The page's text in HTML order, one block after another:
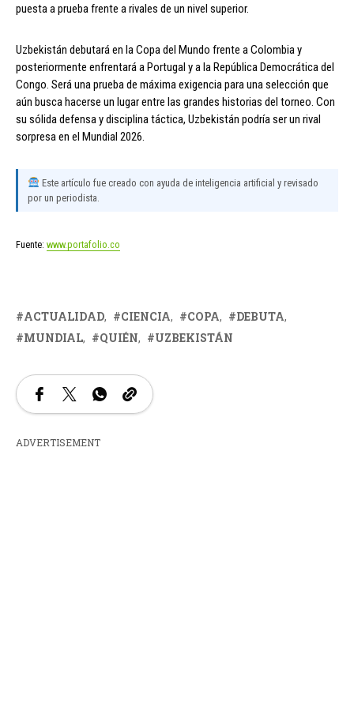
puesta a prueba frente a rivales de un nivel superior.
Uzbekistán debutará en la Copa del Mundo frente a Colombia y
posteriormente enfrentará a Portugal y a la República Democrática del
Congo. Será una prueba de máxima exigencia para una selección que
aún busca hacerse un lugar entre las grandes historias del torneo. Con
su sólida defensa y disciplina táctica, Uzbekistán podría ser un rival
sorpresa en el Mundial 2026.
Este artículo fue creado con ayuda de inteligencia artificial y revisado
por un periodista.
Fuente: www.portafolio.co
ACTUALIDAD CIENCIA COPA
DEBUTA
MUNDIAL
QUIÉN UZBEKISTÁN
ADVERTISEMENT